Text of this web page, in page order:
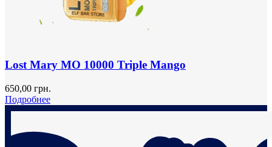
Lost Mary MO 10000 Triple Mango
650,00 грн.
Подробнее